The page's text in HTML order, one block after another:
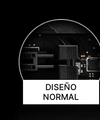
DISEÑO
NORMAL
ZONA